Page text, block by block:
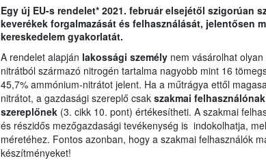
Egy új EU-s rendelet* 2021. február elsejétől szigorúan
keverékek forgalmazását és felhasználását, jelentősen
kereskedelem gyakorlatát.
A rendelet alapján lakossági személynem vásárolhat olyan
nitrátból származó nitrogén tartalma nagyobb mint 16
45,7% ammónium-nitrátot jelent. Ha a műtrágya ettől
nitrátot, a gazdasági szereplő csak szakmai felhasználónak
szereplőnek(3. cikk 10. pont) értékesítheti. A szakmai
és részidős mezőgazdasági tevékenység is indokolhatja,
méretéhez. Fontos azonban, hogy a szakmai felhasználók
készítményeket!